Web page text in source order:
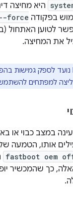
היא מחיצה
בפקודה force
לטוען האתחול
את המחיצה.
במצב כבוי או
אותו, הטמעה
fastboot oem
כך שהמכשיר